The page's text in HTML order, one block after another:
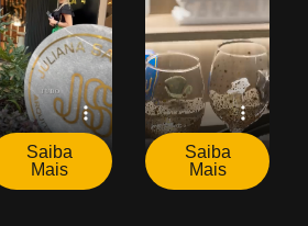
Saiba
Mais
Saiba
Mais